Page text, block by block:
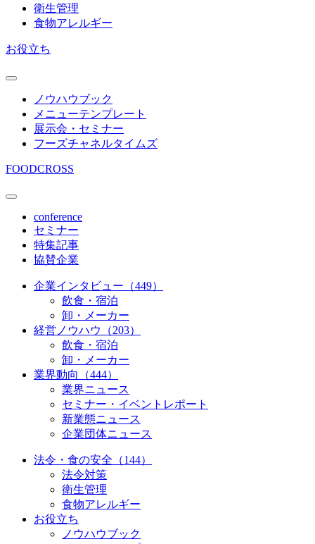
衛生管理
食物アレルギー
お役立ち
ノウハウブック
メニューテンプレート
展示会・セミナー
フーズチャネルタイムズ
FOODCROSS
conference
セミナー
特集記事
協賛企業
企業インタビュー（449）
飲食・宿泊
卸・メーカー
経営ノウハウ（203）
飲食・宿泊
卸・メーカー
業界動向（444）
業界ニュース
セミナー・イベントレポート
新業態ニュース
企業団体ニュース
法令・食の安全（144）
法令対策
衛生管理
食物アレルギー
お役立ち
ノウハウブック